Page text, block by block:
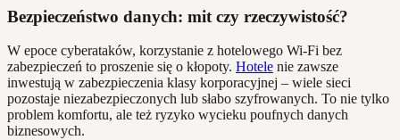
Bezpieczeństwo danych: mit czy rzeczywistość?
W epoce cyberataków, korzystanie z hotelowego Wi-Fi bez
zabezpieczeń to proszenie się o kłopoty. Hotele nie zawsze
inwestują w zabezpieczenia klasy korporacyjnej – wiele sieci
pozostaje niezabezpieczonych lub słabo szyfrowanych. To nie tylko
problem komfortu, ale też ryzyko wycieku poufnych danych
biznesowych.